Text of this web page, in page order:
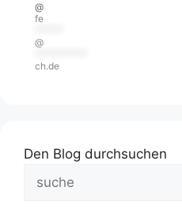
@
fe
@
ch.de
Den Blog durchsuchen